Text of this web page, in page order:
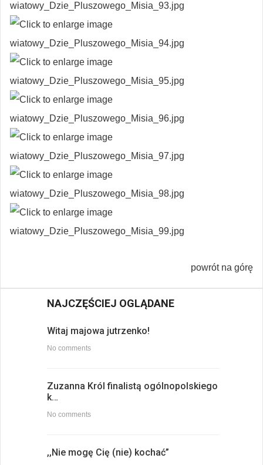
powrót na górę
NAJCZĘŚCIEJ OGLĄDANE
Witaj majowa jutrzenko!
No comments
Zuzanna Król finalistą ogólnopolskiego
k…
No comments
,,Nie mogę Cię (nie) kochać”